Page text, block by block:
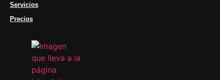
Servicios
Precios